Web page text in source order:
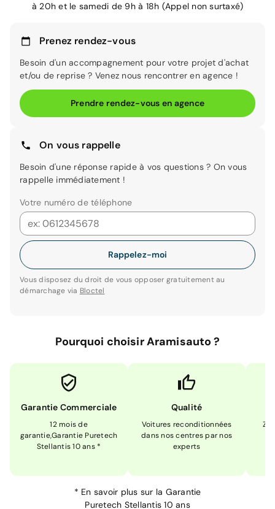
à 20h et le samedi de 9h à 18h (Appel non surtaxé)
Prenez rendez-vous
Besoin d'un accompagnement pour votre projet d'achat
et/ou de reprise ? Venez nous rencontrer en agence !
Prendre rendez-vous en agence
On vous rappelle
Besoin d'une réponse rapide à vos questions ? On vous
rappelle immédiatement !
Votre numéro de téléphone
Rappelez-moi
Vous disposez du droit de vous opposer gratuitement au
démarchage via Bloctel
Pourquoi choisir Aramisauto ?
Garantie Commerciale
12 mois de
garantie,Garantie Puretech
Stellantis 10 ans *
Qualité
Voitures reconditionnées
dans nos centres par nos
experts
* En savoir plus sur la Garantie
Puretech Stellantis 10 ans